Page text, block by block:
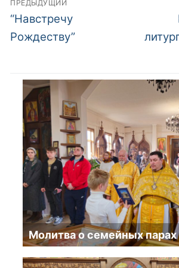
по
записям
ПРЕДЫДУЩИЙ
Предыдущий
пост:
“Навстречу
Рождеству”
Молитва о семейных